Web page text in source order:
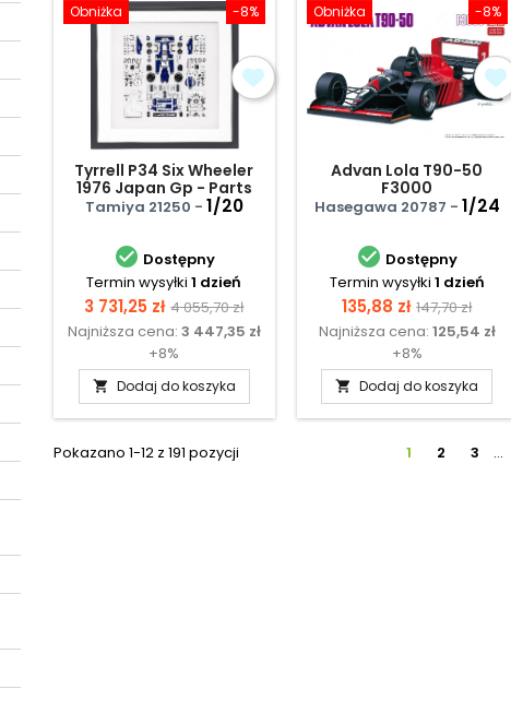
-8%
Obniżka
Tyrrell P34 Six Wheeler
1976 Japan Gp - Parts
Panel
Tamiya 21250 - 1/20
 Dostępny
Termin wysyłki 1 dzień
Cena
3 731,25 zł Cena
podstawowa
4 055,70 zł
Najniższa cena: 3 447,35 zł
+8%
 Dodaj do koszyka
-8%
Obniżka
Advan Lola T90-50
F3000
Hasegawa 20787 - 1/24
 Dostępny
Termin wysyłki 1 dzień
Cena
135,88 zł Cena
podstawowa
147,70 zł
Najniższa cena: 125,54 zł
+8%
 Dodaj do koszyka
Pokazano 1-12 z 191 pozycji 1 2 3 …